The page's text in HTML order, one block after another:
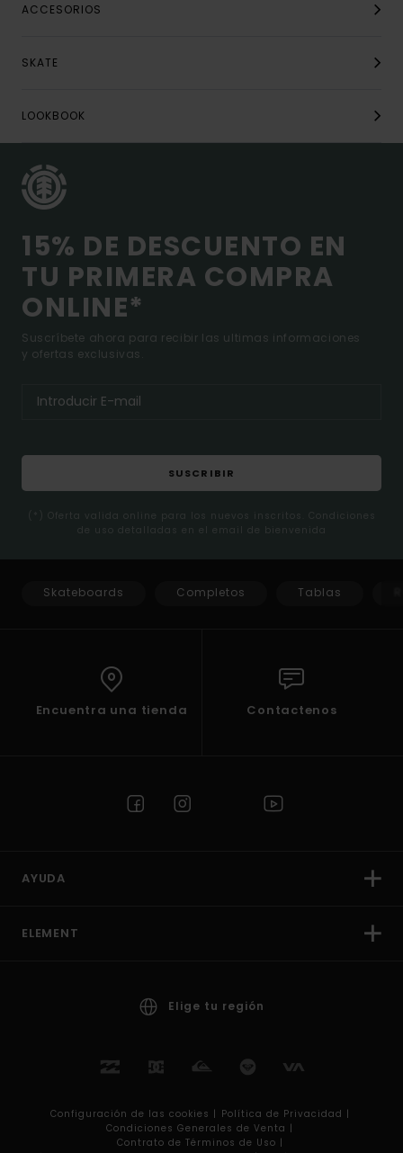
ACCESORIOS
SKATE
LOOKBOOK
15% DE DESCUENTO EN
TU PRIMERA COMPRA
ONLINE*
Suscríbete ahora para recibir las ultimas informaciones
y ofertas exclusivas.
SUSCRIBIR
(*) Oferta valida online para los nuevos inscritos. Condiciones
de uso detalladas en el email de bienvenida
Skateboards Completos Tablas
Encuentra una tienda Contactenos
AYUDA
ELEMENT
Elige tu región
Configuración de las cookies | Política de Privacidad |
Condiciones Generales de Venta |
Contrato de Términos de Uso |